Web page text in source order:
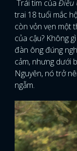
Trái tim của Điều
trai 18 tuổi mắc
còn vỏn vẹn một
của cậu? Không
đàn ông đúng
cảm, nhưng dưới
Nguyên, nó trở
ngẫm.